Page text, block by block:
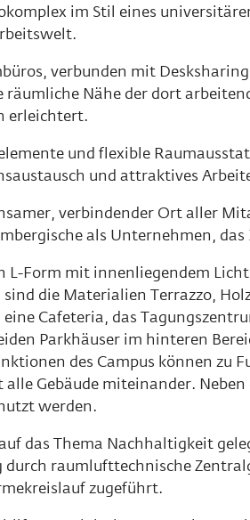
im Stil eines
verbunden mit
Nähe der dort
erleichtert.
und flexible
und attraktives
verbindender Ort aller
als Unternehmen,
L-Form mit innenliegendem
die Materialien Terrazzo,
Cafeteria, das
Parkhäuser im hinteren
des Campus können zu
Gebäude miteinander.
werden.
das Thema Nachhaltigkeit
raumlufttechnische
zugeführt.